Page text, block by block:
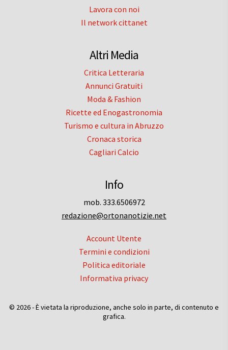
Lavora con noi
Il network cittanet
Altri Media
Critica Letteraria
Annunci Gratuiti
Moda & Fashion
Ricette ed Enogastronomia
Turismo e cultura in Abruzzo
Cronaca storica
Cagliari Calcio
Info
mob. 333.6506972
redazione@ortonanotizie.net
Account Utente
Termini e condizioni
Politica editoriale
Informativa privacy
© 2026 - È vietata la riproduzione, anche solo in parte, di contenuto e
grafica.